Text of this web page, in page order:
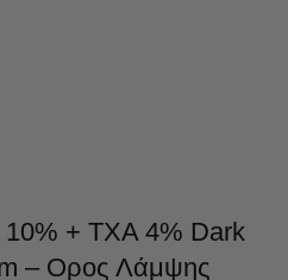
+ TXA 4% Dark
– Ορος Λάμψης